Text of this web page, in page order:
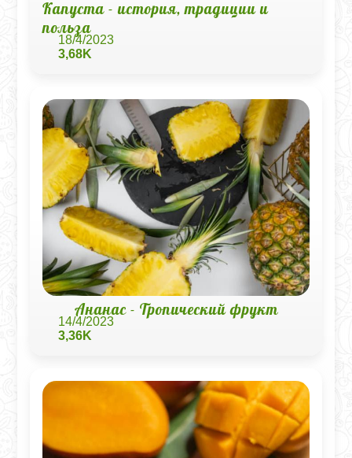
Капуста - история, традиции и
польза
18/4/2023
3,68K
Ананас - Тропический фрукт
14/4/2023
3,36K